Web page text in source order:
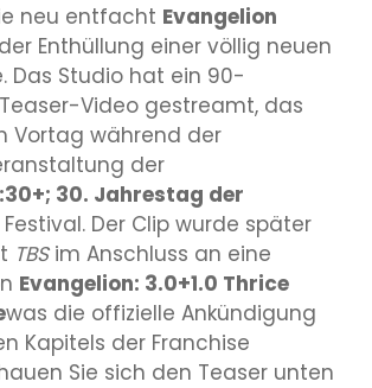
neu entfacht Evangelion
Enthüllung einer völlig neuen
Das Studio hat ein 90-
Video gestreamt, das
Vortag während der
der
30. Jahrestag der
Festival. Der Clip wurde später
TBSim Anschluss an eine
Evangelion: 3.0+1.0 Thrice
was die offizielle Ankündigung
Kapitels der Franchise
Sie sich den Teaser unten